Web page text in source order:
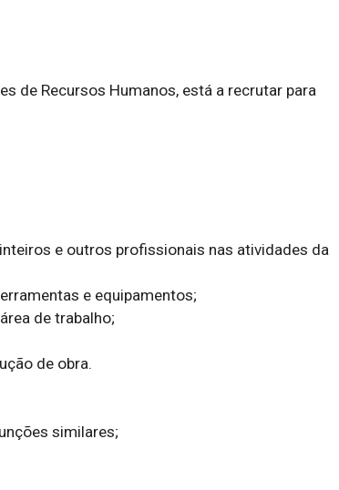
de Recursos Humanos, está a recrutar para
e outros profissionais nas atividades da
e equipamentos;
de trabalho;
de obra.
similares;